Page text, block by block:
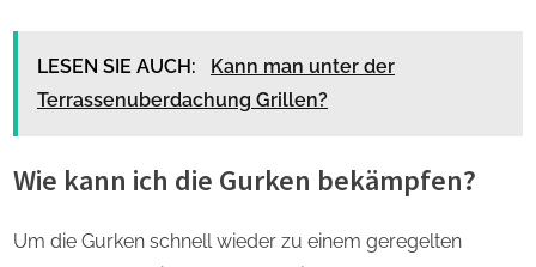
LESEN SIE AUCH:
Kann man unter der
Terrassenuberdachung Grillen?
Wie kann ich die Gurken bekämpfen?
Um die Gurken schnell wieder zu einem geregelten